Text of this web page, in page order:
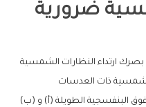
ضرورية
ارتداء النظارات الشمسية
ذات العدسات
من الأشعة فوق البنفسجية الطويلة (أ) و (ب)